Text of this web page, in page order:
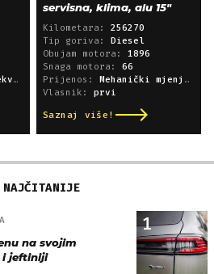
servisna, klima, alu 15"
Kilometara: 256270
Tip goriva: Diesel
Obujam motora: 1896
Snaga motora: 66
Prijenos: Mehanički mjenjač
Vlasnik: prvi
Saznaj više!
NAJČITANIJE
1
na svojim
i jeftiniji